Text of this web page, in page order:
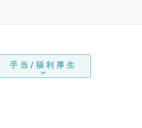
手当/福利厚生